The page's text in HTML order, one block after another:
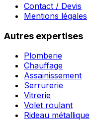
Contact / Devis
Mentions légales
Autres expertises
Plomberie
Chauffage
Assainissement
Serrurerie
Vitrerie
Volet roulant
Rideau métallique